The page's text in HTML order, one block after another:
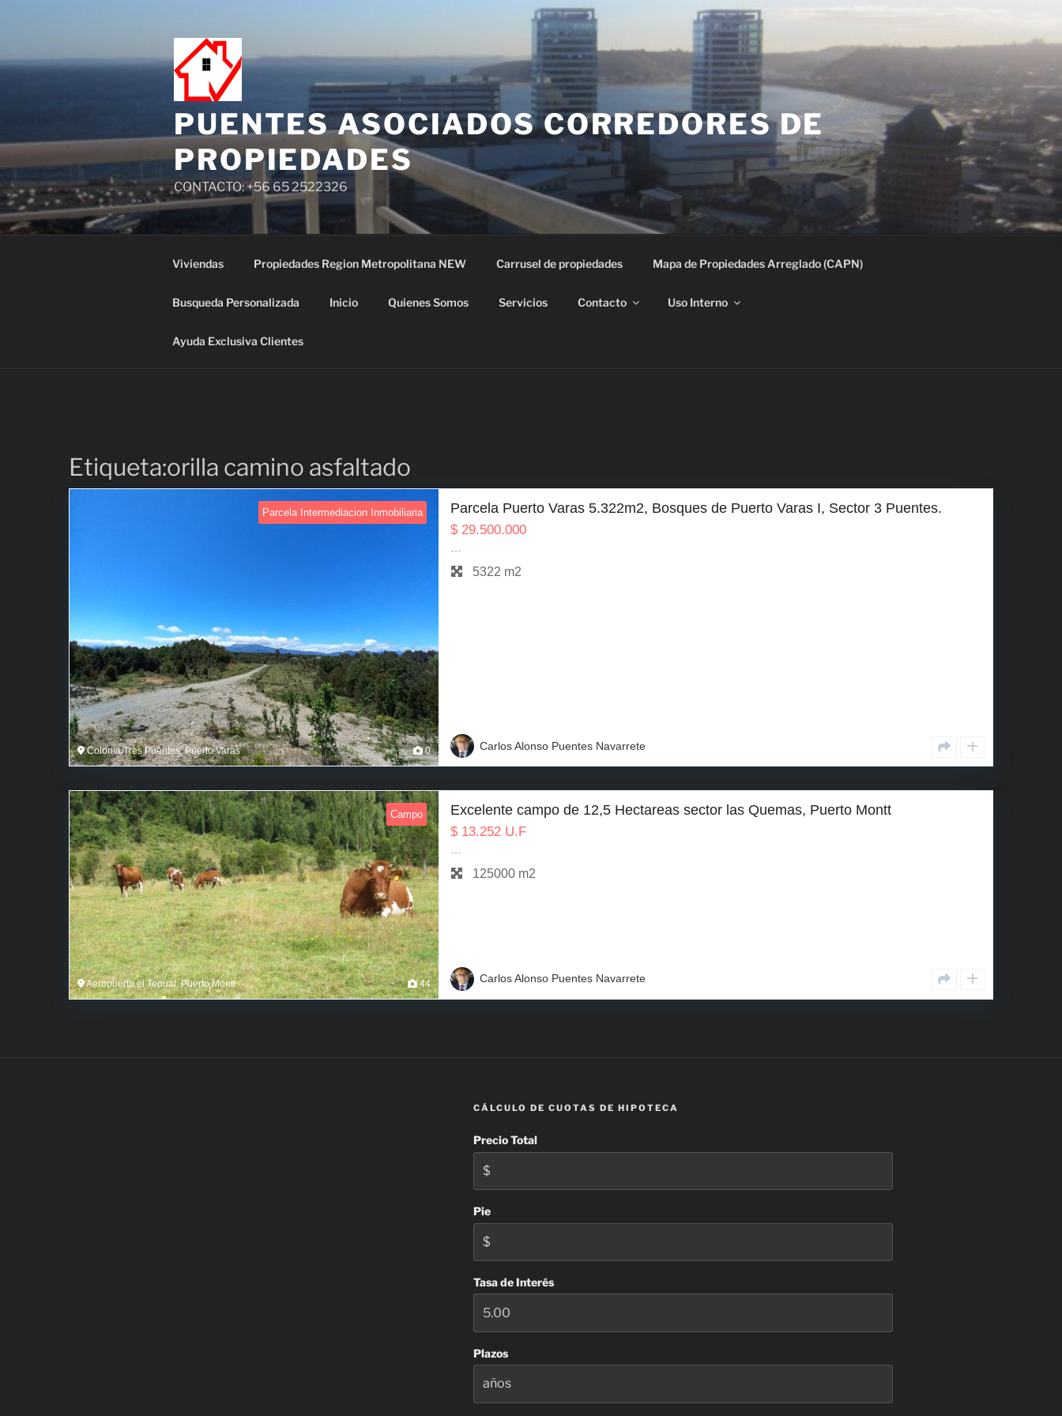
PUENTES ASOCIADOS CORREDORES DE
PROPIEDADES
CONTACTO: +56 65 2522326
Viviendas Propiedades Region Metropolitana NEW Carrusel de propiedades Mapa de Propiedades Arreglado (CAPN)
Busqueda Personalizada Inicio Quienes Somos Servicios Contacto Uso Interno
Ayuda Exclusiva Clientes
Etiqueta:orilla camino asfaltado
Parcela Intermediacion Inmobiliaria
Colonia Tres Puentes, Puerto Varas 0
Parcela Puerto Varas 5.322m2, Bosques de Puerto Varas I, Sector 3 Puentes.
$ 29.500.000
5322 m2
Carlos Alonso Puentes Navarrete
Campo
Aeropuerto el Tepual, Puerto Montt 44
Excelente campo de 12,5 Hectareas sector las Quemas, Puerto Montt
$ 13.252 U.F
…
125000 m2
Carlos Alonso Puentes Navarrete
CÁLCULO DE CUOTAS DE HIPOTECA
Precio Total
Pie
Tasa de Interés
Plazos